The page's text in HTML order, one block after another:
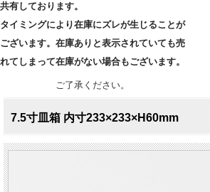
共有しております。
タイミングにより在庫にズレが生じることが
ございます。在庫ありと表示されていても売
れてしまって在庫がない場合もございます。
ご了承ください。
7.5寸皿箱 内寸233×233×H60mm